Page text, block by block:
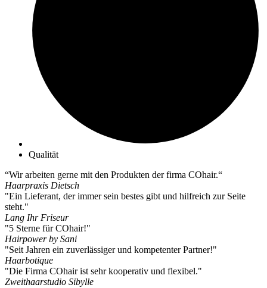
Qualität
“Wir arbeiten gerne mit den Produkten der firma COhair.“
Haarpraxis Dietsch
"Ein Lieferant, der immer sein bestes gibt und hilfreich zur Seite
steht."
Lang Ihr Friseur
"5 Sterne für COhair!"
Hairpower by Sani
"Seit Jahren ein zuverlässiger und kompetenter Partner!"
Haarbotique
"Die Firma COhair ist sehr kooperativ und flexibel."
Zweithaarstudio Sibylle